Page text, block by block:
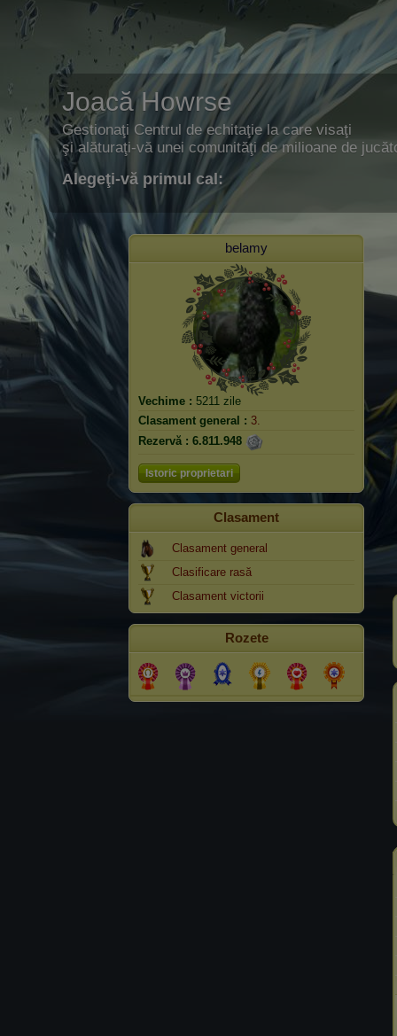
Joacă Howrse
Gestionaţi Centrul de echitaţie la care visaţi
şi alăturaţi-vă unei comunităţi de milioane de
Alegeţi-vă primul cal:
belamy
Vechime : 5211 zile
Clasament general : 3.
Rezervă : 6.811.948
Istoric proprietari
Clasament
Clasament general
Clasificare rasă
Clasament victorii
Rozete